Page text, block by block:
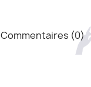
Commentaires (0)